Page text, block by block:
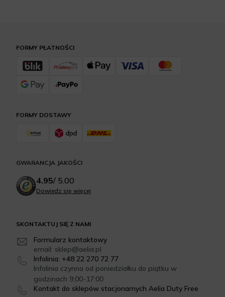
SKONTAKTUJ SIĘ Z NAMI
Formularz kontaktowy
email: sklep@aelia.pl
Infolinia: +48 22 270 72 77
Infolinia czynna od poniedziałku do piątku w
godzinach 9:00-17:00
Kontakt do sklepów stacjonarnych Aelia Duty Free
FORMY DOSTAWY
FORMY PŁATNOŚCI
GWARANCJA JAKOŚCI
4.95/ 5.00
Dowiedz się więcej